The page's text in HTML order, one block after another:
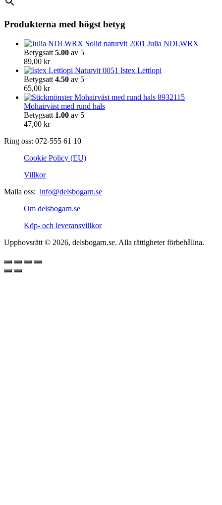
Produkterna med högst betyg
Julia NDLWRX
Betygsatt 5.00 av 5
89,00 kr
Istex Lettlopi
Betygsatt 4.50 av 5
65,00 kr
Mohairväst med rund hals
Betygsatt 1.00 av 5
47,00 kr
Ring oss: 072-555 61 10
Cookie Policy (EU)
Villkor
Maila oss: info@delsbogarn.se
Om delsbogarn.se
Köp- och leveransvillkor
Upphovsrätt © 2026, delsbogarn.se. Alla rättigheter förbehållna.